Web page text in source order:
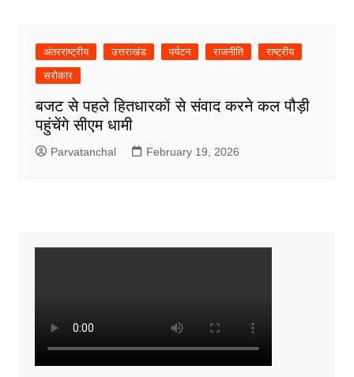
अंतरराष्ट्रीय उत्तराखंड पर्यटन राजनीति
राष्ट्रीय
सरोकार
बजट से पहले हितधारकों से संवाद करने कल पौड़ी
पहुंचेंगे सीएम धामी
Parvatanchal February 19, 2026